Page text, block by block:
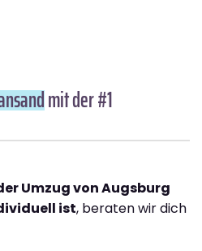
mit der #1
Umzug von Augsburg
ist, beraten wir dich